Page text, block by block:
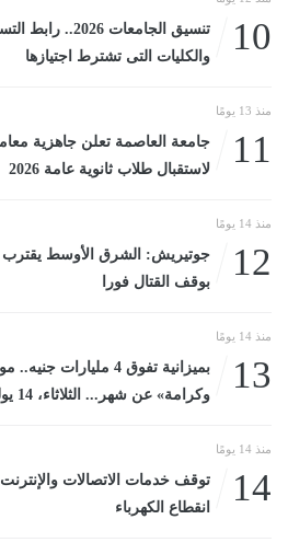
10
تنسيق الجامعات
والكليات التى تشترط اجتيازها
منذ 13 يومًا
11
جامعة العاصمة تعلن جاهزية
لاستقبال طلاب ثانوية عامة 2026
منذ 14 يومًا
12
جوتيريش: الشرق الأوسط يقترب
بوقف القتال فورا
منذ 14 يومًا
13
بميزانية تفوق 4
وكرامة» عن شهر... الثلاثاء، 14 يوليو 2026 10:46 صـ
منذ 14 يومًا
14
توقف خدمات الاتصالات
انقطاع الكهرباء